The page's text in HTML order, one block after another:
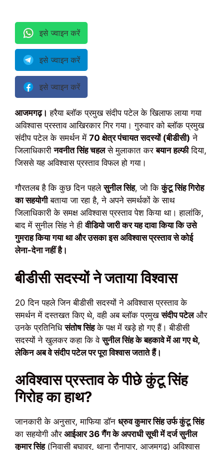
इसे ज्वाइन करें
इसे ज्वाइन करें
इसे ज्वाइन करें
आजमगढ़। हरैया ब्लॉक प्रमुख संदीप पटेल के खिलाफ लाया गया
अविश्वास प्रस्ताव आखिरकार गिर गया। गुरुवार को ब्लॉक प्रमुख
संदीप पटेल के समर्थन में 70 क्षेत्र पंचायत सदस्यों (बीडीसी) ने
जिलाधिकारीनवनीत सिंह चहलसे मुलाकात करबयान हल्फीदिया,
जिससे यह अविश्वास प्रस्ताव विफल हो गया।
गौरतलब है कि कुछ दिन पहलेसुनील सिंह, जो किकुंटू सिंह गिरोह
का सहयोगीबताया जा रहा है, ने अपने समर्थकों के साथ
जिलाधिकारी के समक्ष अविश्वास प्रस्ताव पेश किया था। हालांकि,
बाद में सुनील सिंह ने हीवीडियो जारी कर यह दावा किया कि उसे
गुमराह किया गया था और उसका इस अविश्वास प्रस्ताव से कोई
लेना-देना नहीं है।
बीडीसी सदस्यों ने जताया विश्वास
20 दिन पहले जिन बीडीसी सदस्यों ने अविश्वास प्रस्ताव के
समर्थन में दस्तखत किए थे, वही अब ब्लॉक प्रमुखसंदीप पटेलऔर
उनके प्रतिनिधिसंतोष सिंहके पक्ष में खड़े हो गए हैं। बीडीसी
सदस्यों ने खुलकर कहा कि वेसुनील सिंह के बहकावे में आ गए थे,
लेकिन अब वे संदीप पटेल पर पूरा विश्वास जताते हैं।
अविश्वास प्रस्ताव के पीछे कुंटू सिंह
गिरोह का हाथ?
जानकारी के अनुसार, माफिया डॉन ध्रुव कुमार सिंह उर्फ कुंटू सिंह
का सहयोगी और आईआर 36 गैंग के अपराधी सूची में दर्ज सुनील
कुमार सिंह(निवासी बघावर, थाना रौनापार, आजमगढ़) अविश्वास